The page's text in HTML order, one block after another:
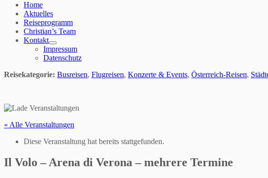
Home
Aktuelles
Reiseprogramm
Christian’s Team
Kontakt
Impressum
Datenschutz
Reisekategorie: Busreisen, Flugreisen, Konzerte & Events, Österreich-Reisen,
« Alle Veranstaltungen
Diese Veranstaltung hat bereits stattgefunden.
Il Volo – Arena di Verona – mehrere Termine